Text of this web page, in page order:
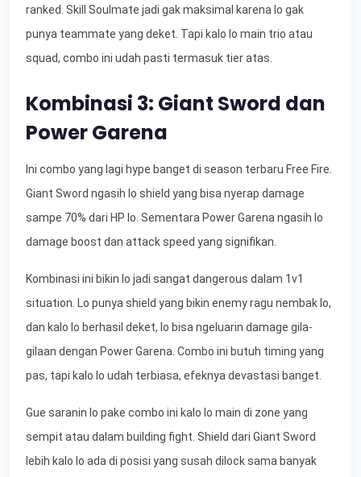
ranked. Skill Soulmate jadi gak maksimal karena lo gak
punya teammate yang deket. Tapi kalo lo main trio atau
squad, combo ini udah pasti termasuk tier atas.
Kombinasi 3: Giant Sword dan
Power Garena
Ini combo yang lagi hype banget di season terbaru Free Fire.
Giant Sword ngasih lo shield yang bisa nyerap damage
sampe 70% dari HP lo. Sementara Power Garena ngasih lo
damage boost dan attack speed yang signifikan.
Kombinasi ini bikin lo jadi sangat dangerous dalam 1v1
situation. Lo punya shield yang bikin enemy ragu nembak lo,
dan kalo lo berhasil deket, lo bisa ngeluarin damage gila-
gilaan dengan Power Garena. Combo ini butuh timing yang
pas, tapi kalo lo udah terbiasa, efeknya devastasi banget.
Gue saranin lo pake combo ini kalo lo main di zone yang
sempit atau dalam building fight. Shield dari Giant Sword
lebih kalo lo ada di posisi yang susah dilock sama banyak